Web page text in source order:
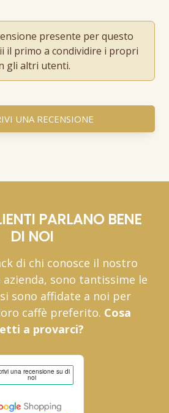
presente per questo
il primo a condividire i propri
gli altri utenti.
UNA RECENSIONE
PARLANO BENE
DI NOI
di chi conosce il nostro
sono tantissime le
sono affidate a noi per
caffè preferito. Cosa
a provarci?